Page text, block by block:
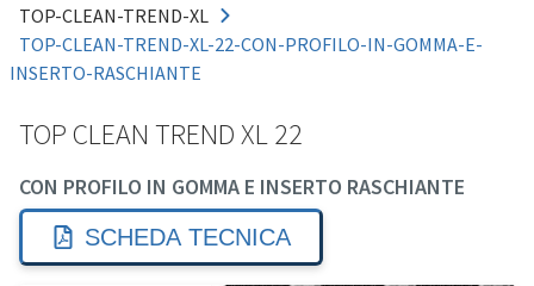
TOP-CLEAN-TREND-XL
TOP-CLEAN-TREND-XL-22-CON-PROFILO-IN-GOMMA-E-
INSERTO-RASCHIANTE
TOP CLEAN TREND XL 22
CON PROFILO IN GOMMA E INSERTO RASCHIANTE
SCHEDA TECNICA